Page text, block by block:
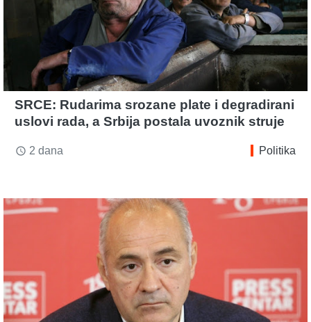
SRCE: Rudarima srozane plate i degradirani
uslovi rada, a Srbija postala uvoznik struje
access_time 2 dana Politika